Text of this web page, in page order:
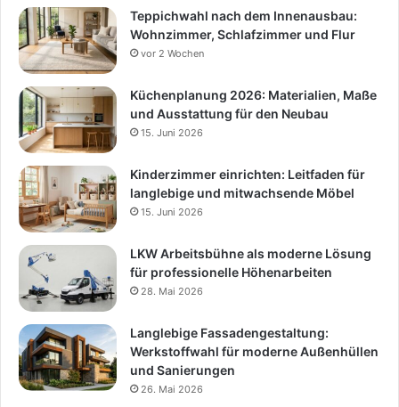
Teppichwahl nach dem Innenausbau:
Wohnzimmer, Schlafzimmer und Flur
vor 2 Wochen
Küchenplanung 2026: Materialien, Maße
und Ausstattung für den Neubau
15. Juni 2026
Kinderzimmer einrichten: Leitfaden für
langlebige und mitwachsende Möbel
15. Juni 2026
LKW Arbeitsbühne als moderne Lösung
für professionelle Höhenarbeiten
28. Mai 2026
Langlebige Fassadengestaltung:
Werkstoffwahl für moderne Außenhüllen
und Sanierungen
26. Mai 2026